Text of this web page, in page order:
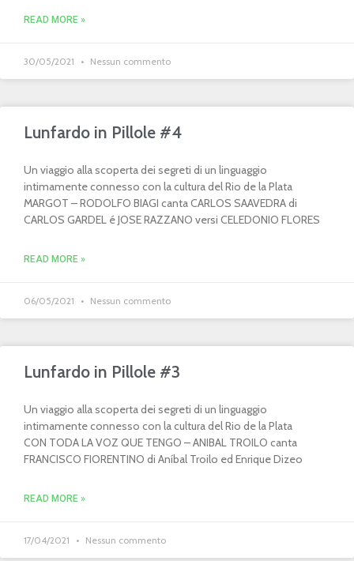
READ MORE »
30/05/2021 Nessun commento
Lunfardo in Pillole #4
Un viaggio alla scoperta dei segreti di un linguaggio
intimamente connesso con la cultura del Rio de la Plata
MARGOT – RODOLFO BIAGI canta CARLOS SAAVEDRA di
CARLOS GARDEL é JOSE RAZZANO versi CELEDONIO FLORES
READ MORE »
06/05/2021 Nessun commento
Lunfardo in Pillole #3
Un viaggio alla scoperta dei segreti di un linguaggio
intimamente connesso con la cultura del Rio de la Plata
CON TODA LA VOZ QUE TENGO – ANIBAL TROILO canta
FRANCISCO FIORENTINO di Aníbal Troilo ed Enrique Dizeo
READ MORE »
17/04/2021 Nessun commento